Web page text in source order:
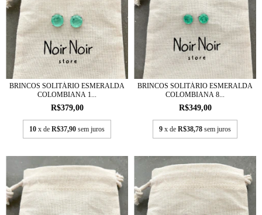
BRINCOS SOLITÁRIO ESMERALDA
COLOMBIANA 1...
R$379,00
10 x de R$37,90 sem juros
BRINCOS SOLITÁRIO ESMERALDA
COLOMBIANA 8...
R$349,00
9 x de R$38,78 sem juros